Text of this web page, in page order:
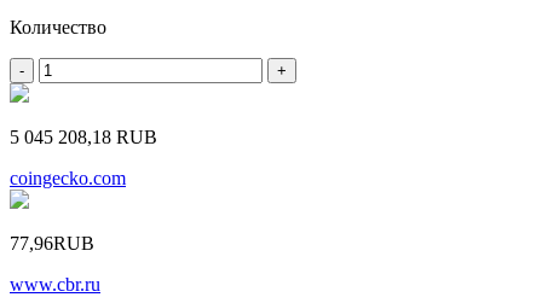
Количество
- +
5 045 208,18 RUB
coingecko.com
77,96RUB
www.cbr.ru